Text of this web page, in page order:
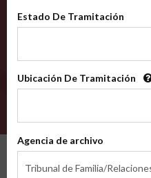
Estado De Tramitación
Tramitación
Ubicación De Tramitación
Tramitación
Agencia de archivo
Tribunal de Familia/
de